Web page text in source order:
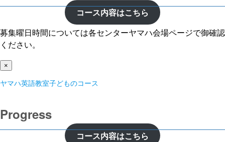
コース内容はこちら
募集曜日時間については各センターヤマハ会場ページで御確認
ください。
×
ヤマハ英語教室子どものコース
Progress
コース内容はこちら